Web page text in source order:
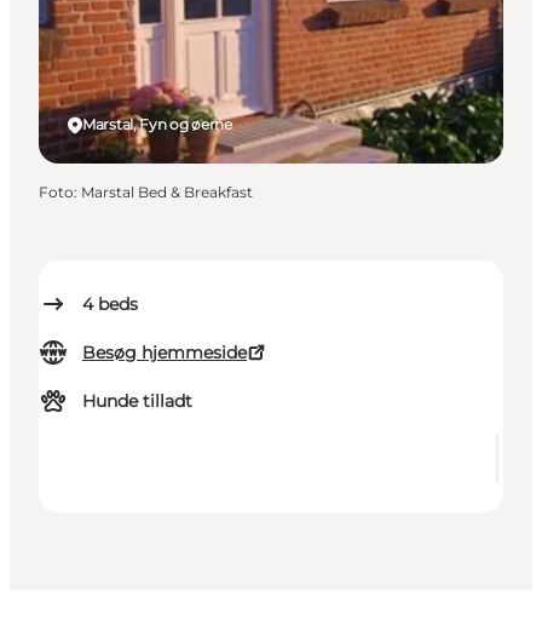
4 beds
Besøg hjemmeside
Hunde tilladt
Marstal, Fyn og øerne
Foto: Marstal Bed & Breakfast